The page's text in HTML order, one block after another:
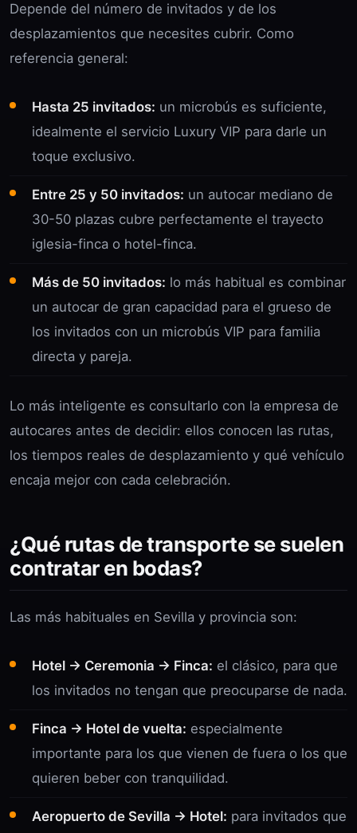
Depende del número de invitados y de los
desplazamientos que necesites cubrir. Como
referencia general:
Hasta 25 invitados: un microbús es suficiente,
idealmente el servicio Luxury VIP para darle un
toque exclusivo.
Entre 25 y 50 invitados: un autocar mediano de
30-50 plazas cubre perfectamente el trayecto
iglesia-finca o hotel-finca.
Más de 50 invitados: lo más habitual es combinar
un autocar de gran capacidad para el grueso de
los invitados con un microbús VIP para familia
directa y pareja.
Lo más inteligente es consultarlo con la empresa de
autocares antes de decidir: ellos conocen las rutas,
los tiempos reales de desplazamiento y qué vehículo
encaja mejor con cada celebración.
¿Qué rutas de transporte se suelen
contratar en bodas?
Las más habituales en Sevilla y provincia son:
Hotel → Ceremonia → Finca: el clásico, para que
los invitados no tengan que preocuparse de nada.
Finca → Hotel de vuelta: especialmente
importante para los que vienen de fuera o los que
quieren beber con tranquilidad.
Aeropuerto de Sevilla → Hotel: para invitados que